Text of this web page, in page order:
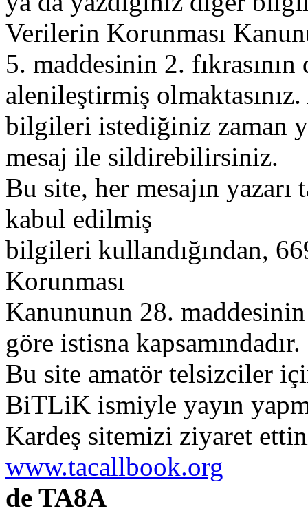
Verilerin Korunması
5. maddesinin 2.
alenileştirmiş
bilgileri istediğiniz zaman
mesaj ile sildirebilirsiniz.
Bu site, her mesajın
kabul edilmiş
bilgileri kullandığından,
Korunması
Kanununun 28. maddesinin
göre istisna kapsamındadır.
Bu site amatör telsizciler
BiTLiK ismiyle yayın
Kardeş sitemizi ziyaret
www.tacallbook.org
de TA8A